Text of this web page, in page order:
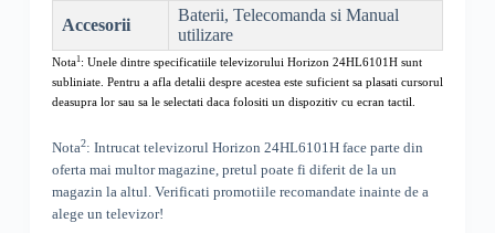
Accesorii
Baterii, Telecomanda si Manual
utilizare
Nota1: Unele dintre specificatiile televizorului Horizon 24HL6101Hsunt
subliniate. Pentru a afla detalii despre acestea este suficient sa plasati cursorul
deasupra lor sau sa le selectati daca folositi un dispozitiv cu ecran tactil.
Nota2: Intrucat televizorul Horizon 24HL6101Hface parte din
oferta mai multor magazine, pretul poate fi diferit de la un
magazin la altul. Verificati promotiile recomandate inainte de a
alege un televizor!